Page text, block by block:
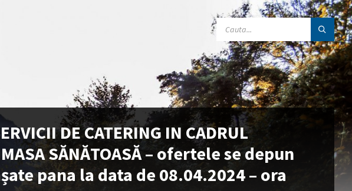
SEARCH:
DE CATERING IN CADRUL
SĂNĂTOASĂ – ofertele se depun
pana la data de 08.04.2024 – ora